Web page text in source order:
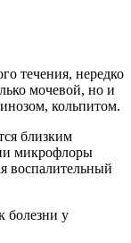
течения, нередко
мочевой, но и
кольпитом.
близким
микрофлоры
воспалительный
болезни у